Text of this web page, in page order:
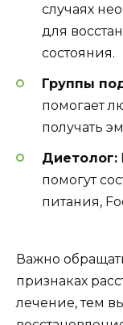
случаях
для
состояния.
Группы
помогает
получать
Диетолог:
помогут
питания,
Важно
признаках
лечение, тем